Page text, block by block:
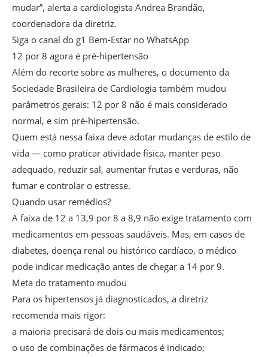
mudar”, alerta a cardiologista Andrea Brandão,
coordenadora da diretriz.
Siga o canal do g1 Bem-Estar no WhatsApp
12 por 8 agora é pré-hipertensão
Além do recorte sobre as mulheres, o documento da
Sociedade Brasileira de Cardiologia também mudou
parâmetros gerais: 12 por 8 não é mais considerado
normal, e sim pré-hipertensão.
Quem está nessa faixa deve adotar mudanças de estilo de
vida — como praticar atividade física, manter peso
adequado, reduzir sal, aumentar frutas e verduras, não
fumar e controlar o estresse.
Quando usar remédios?
A faixa de 12 a 13,9 por 8 a 8,9 não exige tratamento com
medicamentos em pessoas saudáveis. Mas, em casos de
diabetes, doença renal ou histórico cardíaco, o médico
pode indicar medicação antes de chegar a 14 por 9.
Meta do tratamento mudou
Para os hipertensos já diagnosticados, a diretriz
recomenda mais rigor:
a maioria precisará de dois ou mais medicamentos;
o uso de combinações de fármacos é indicado;